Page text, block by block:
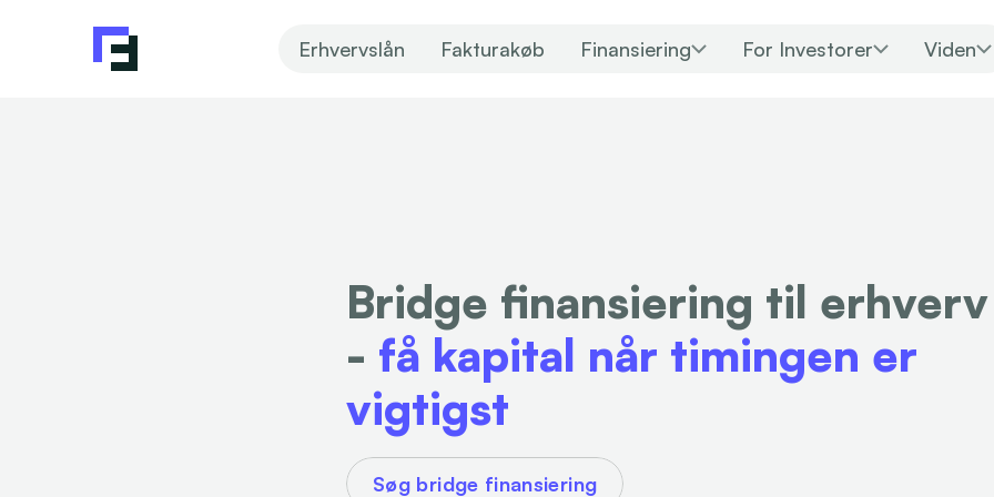
Erhvervslån Fakturakøb Finansiering For Investorer Viden
Bridge finansiering til erhverv
- få kapital når timingen er
vigtigst
Søg bridge finansiering